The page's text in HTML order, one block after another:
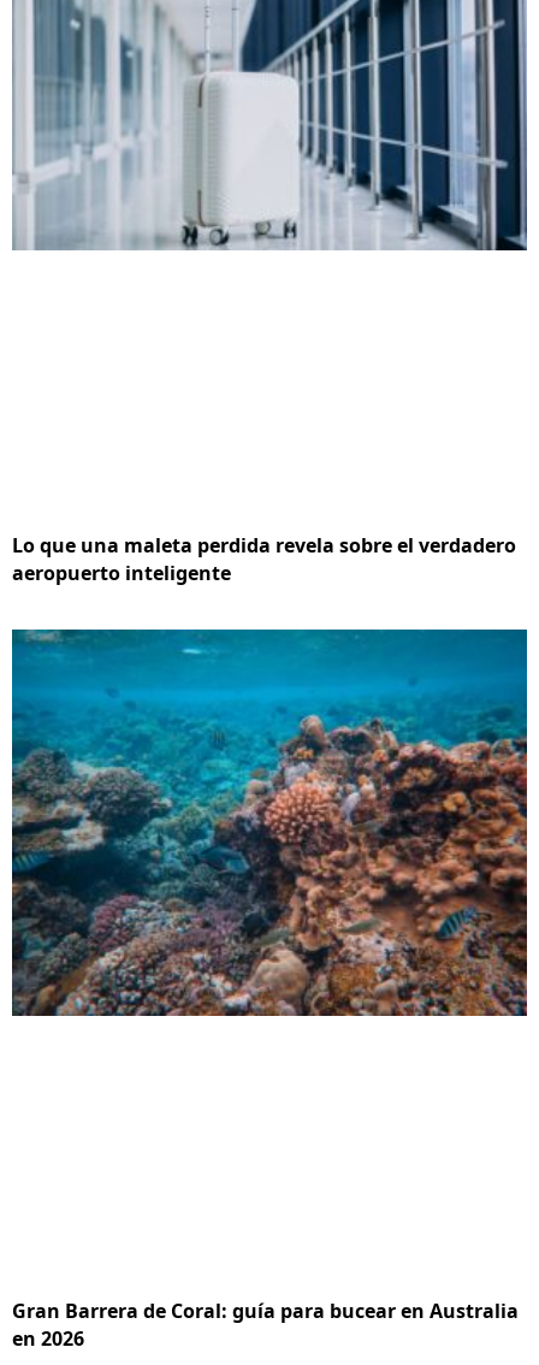
Lo que una maleta perdida revela sobre el verdadero
aeropuerto inteligente
Gran Barrera de Coral: guía para bucear en Australia
en 2026